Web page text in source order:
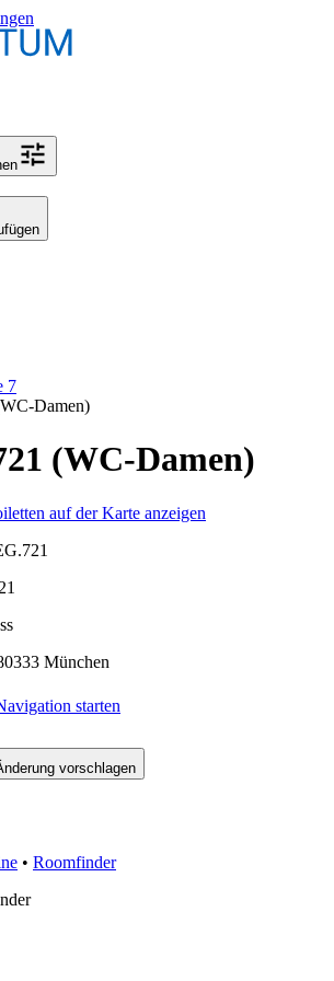
7
Damen)
(WC-Damen)
auf der Karte anzeigen
München
starten
vorschlagen
• Roomfinder